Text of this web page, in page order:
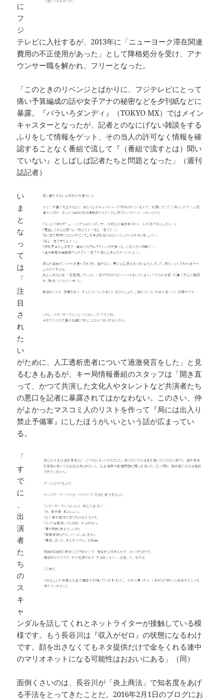
に
フ
ジ
テレビに入社するが、2013年に「ニューヨーク滞在関連
費用の不正使用があった」として降格処分を受け、アナ
ウンサー職を解かれ、フリーとなった。
「このときのリベンジとばかりに、フジテレビにとって
痛い予算編成の話や女子アナの秘密などを夕刊紙などに
暴露。『バラいろダンディ』（TOKYO MX）ではメイン
キャスターとなったが、記者とのなにげない雑談をする
ふりをして情報をゲット、その当人の許可なく情報を確
認することなく番組で流して『（番組で流すとは）聞い
ていない』としばしば記者たちと問題となった」（週刊
誌記者）
い
ま
と
な
っ
て
は
「
注
目
さ
れ
た
い
がために、人工透析患者について過激発言をした」と見
るむきもあるが、キー局情報番組のスタッフは「開き直
って、かつて共演した文化人やタレントなど共演者たち
の悪口を記者に暴露されてはかなわない。このさい、仲
がよかったマスコミ人のリストを作って『局には出入り
禁止予備軍』にしたほうがいいという話が広まってい
る。
「
す
で
に
出
演
者
た
ち
の
ス
キ
ャ
ンダルを話してくれとネットライターが接触している模
様です。もう長谷川は『収入がゼロ』の状態になるわけ
です。顔を出さなくてもネタ提供だけで金をくれる連中
のマリオネットになる可能性はおおいにある」（同）
面倒くさいのは、長谷川が「炎上商法」で知名度をあげ
る手法をとってきたことだ。2016年2月1日のブログにお